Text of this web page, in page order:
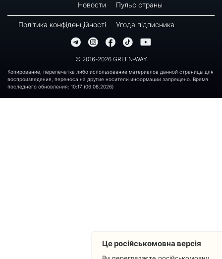
Новости
Пульс страны
Політика конфіденційності Угода підписника
© 2016-2026 GREEN-WAY
Копирование, перепечатка либо использование материалов данной страницы для
воспроизведения, переноса на другие носители информации запрещено. Время
последнего обновления: 10:17 (06.08.2026)
Це російськомовна версія